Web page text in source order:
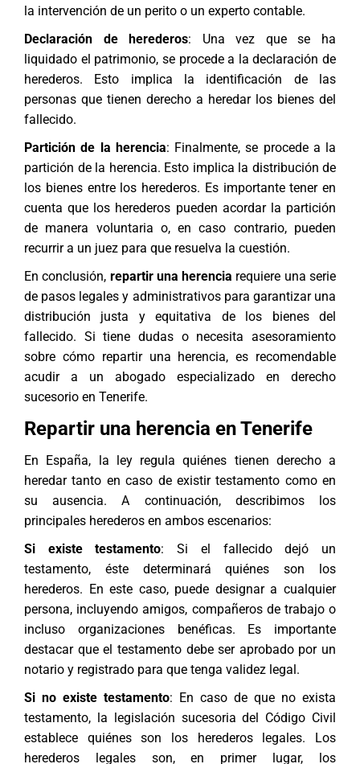
la intervención de un perito o un experto contable.
Declaración de herederos: Una vez que se ha
liquidado el patrimonio, se procede a la declaración de
herederos. Esto implica la identificación de las
personas que tienen derecho a heredar los bienes del
fallecido.
Partición de la herencia: Finalmente, se procede a la
partición de la herencia. Esto implica la distribución de
los bienes entre los herederos. Es importante tener en
cuenta que los herederos pueden acordar la partición
de manera voluntaria o, en caso contrario, pueden
recurrir a un juez para que resuelva la cuestión.
En conclusión, repartir una herencia requiere una serie
de pasos legales y administrativos para garantizar una
distribución justa y equitativa de los bienes del
fallecido. Si tiene dudas o necesita asesoramiento
sobre cómo repartir una herencia, es recomendable
acudir a un abogado especializado en derecho
sucesorio en Tenerife.
Repartir una herencia en Tenerife
En España, la ley regula quiénes tienen derecho a
heredar tanto en caso de existir testamento como en
su ausencia. A continuación, describimos los
principales herederos en ambos escenarios:
Si existe testamento: Si el fallecido dejó un
testamento, éste determinará quiénes son los
herederos. En este caso, puede designar a cualquier
persona, incluyendo amigos, compañeros de trabajo o
incluso organizaciones benéficas. Es importante
destacar que el testamento debe ser aprobado por un
notario y registrado para que tenga validez legal.
Si no existe testamento: En caso de que no exista
testamento, la legislación sucesoria del Código Civil
establece quiénes son los herederos legales. Los
herederos legales son, en primer lugar, los